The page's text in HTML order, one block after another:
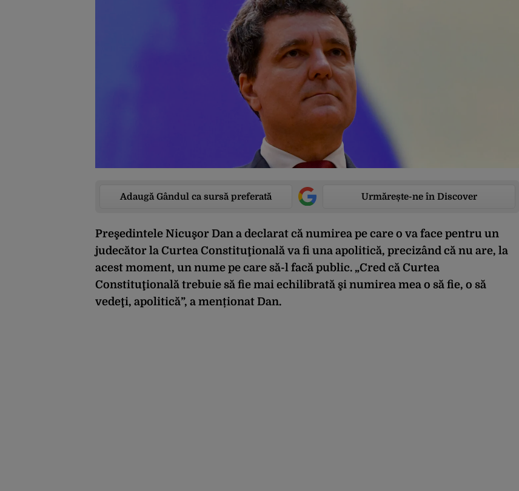
Adaugă Gândul ca sursă preferată Urmărește-ne în Discover
Preşedintele Nicuşor Dan a declarat că numirea pe care o va face pentru un
judecător la Curtea Constituţională va fi una apolitică, precizând că nu are, la
acest moment, un nume pe care să-l facă public. „Cred că Curtea
Constituţională trebuie să fie mai echilibrată şi numirea mea o să fie, o să
vedeţi, apolitică”, a menționat Dan.